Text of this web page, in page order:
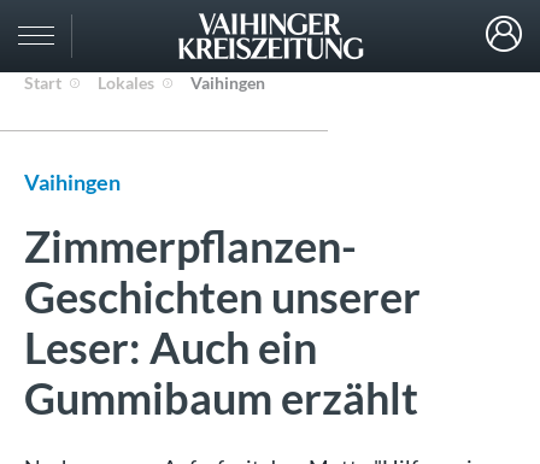
Start Lokales Vaihingen
Vaihingen
Zimmerpflanzen-
Geschichten unserer
Leser: Auch ein
Gummibaum erzählt